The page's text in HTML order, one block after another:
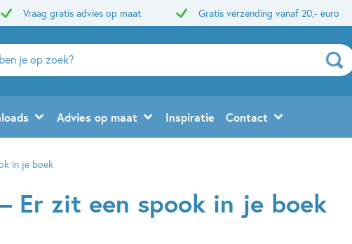
Vraag gratis advies op maat Gratis verzending vanaf 20,- euro
Advies op maat Inspiratie Contact
in je boek
Er zit een spook in je boek